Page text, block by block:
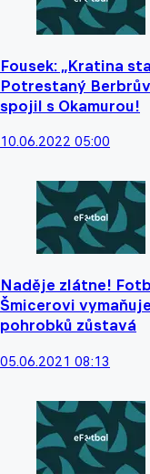
Fousek: „Kratina
Potrestaný
spojil s Okamurou!
10.06.2022 05:00
Naděje zlátne!
Šmicerovi
pohrobků zůstavá
05.06.2021 08:13